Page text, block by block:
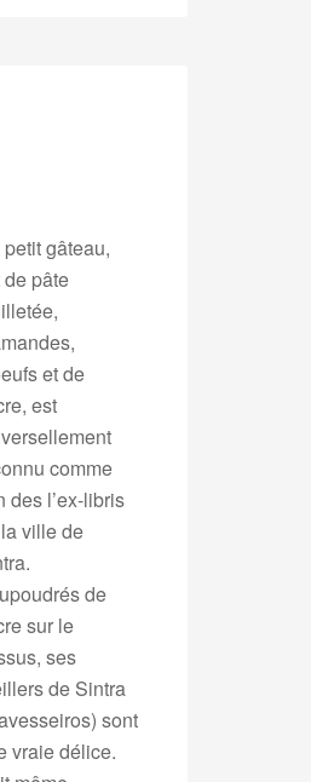
gâteau,
de pâte
et de
est
comme
des l’ex-libris
ville de
de
sur le
ses
de Sintra
sont
vraie délice.